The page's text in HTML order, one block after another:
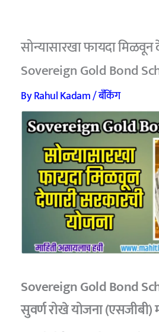
सोन्यासारखा फायदा मिळवून
Sovereign Gold Bond
ByRahul Kadam/बँकिंग
Sovereign Gold Bond
सुवर्ण रोखे योजना